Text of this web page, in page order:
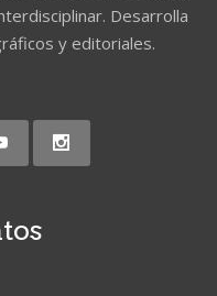
Desarrolla
y editoriales.